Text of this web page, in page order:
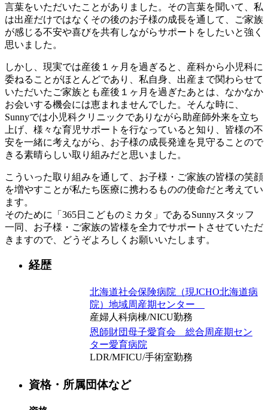
言葉をいただいたことがありました。その言葉を聞いて、私
は出産だけではなくその後のお子様の成長を通して、ご家族
が感じる不安や喜びを共有しながらサポートをしたいと強く
思いました。
しかし、現実では産後１ヶ月を過ぎると、産科から小児科に
委ねることがほとんどであり、私自身、出産まで関わらせて
いただいたご家族とも産後１ヶ月を過ぎたあとは、なかなか
お会いする機会には恵まれませんでした。そんな時に、
Sunnyでは小児科クリニックでありながら助産師外来を立ち
上げ、様々な育児サポートを行なっていると知り、皆様の不
安を一緒に考えながら、お子様の成長発達を見守ることので
きる素晴らしい取り組みだと思いました。
こういった取り組みを通して、お子様・ご家族の皆様の笑顔
を増やすことが私たち医療に携わるものの使命だと考えてい
ます。
そのために「365日こどものミカタ」であるSunnyスタッフ
一同、お子様・ご家族の皆様を全力でサポートさせていただ
きますので、どうぞよろしくお願いいたします。
経歴
北海道社会保険病院（現JCHO北海道病
院）地域周産期センター
産婦人科病棟/NICU勤務
恩師財団母子愛育会 総合周産期セン
ター愛育病院
LDR/MFICU/手術室勤務
資格・所属団体など